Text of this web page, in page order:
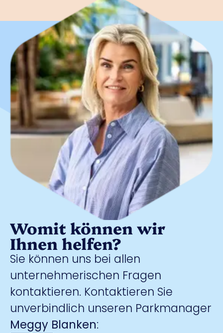
Womit können wir
Ihnen helfen?
Sie können uns bei allen
unternehmerischen Fragen
kontaktieren. Kontaktieren Sie
unverbindlich unseren Parkmanager
Meggy Blanken: